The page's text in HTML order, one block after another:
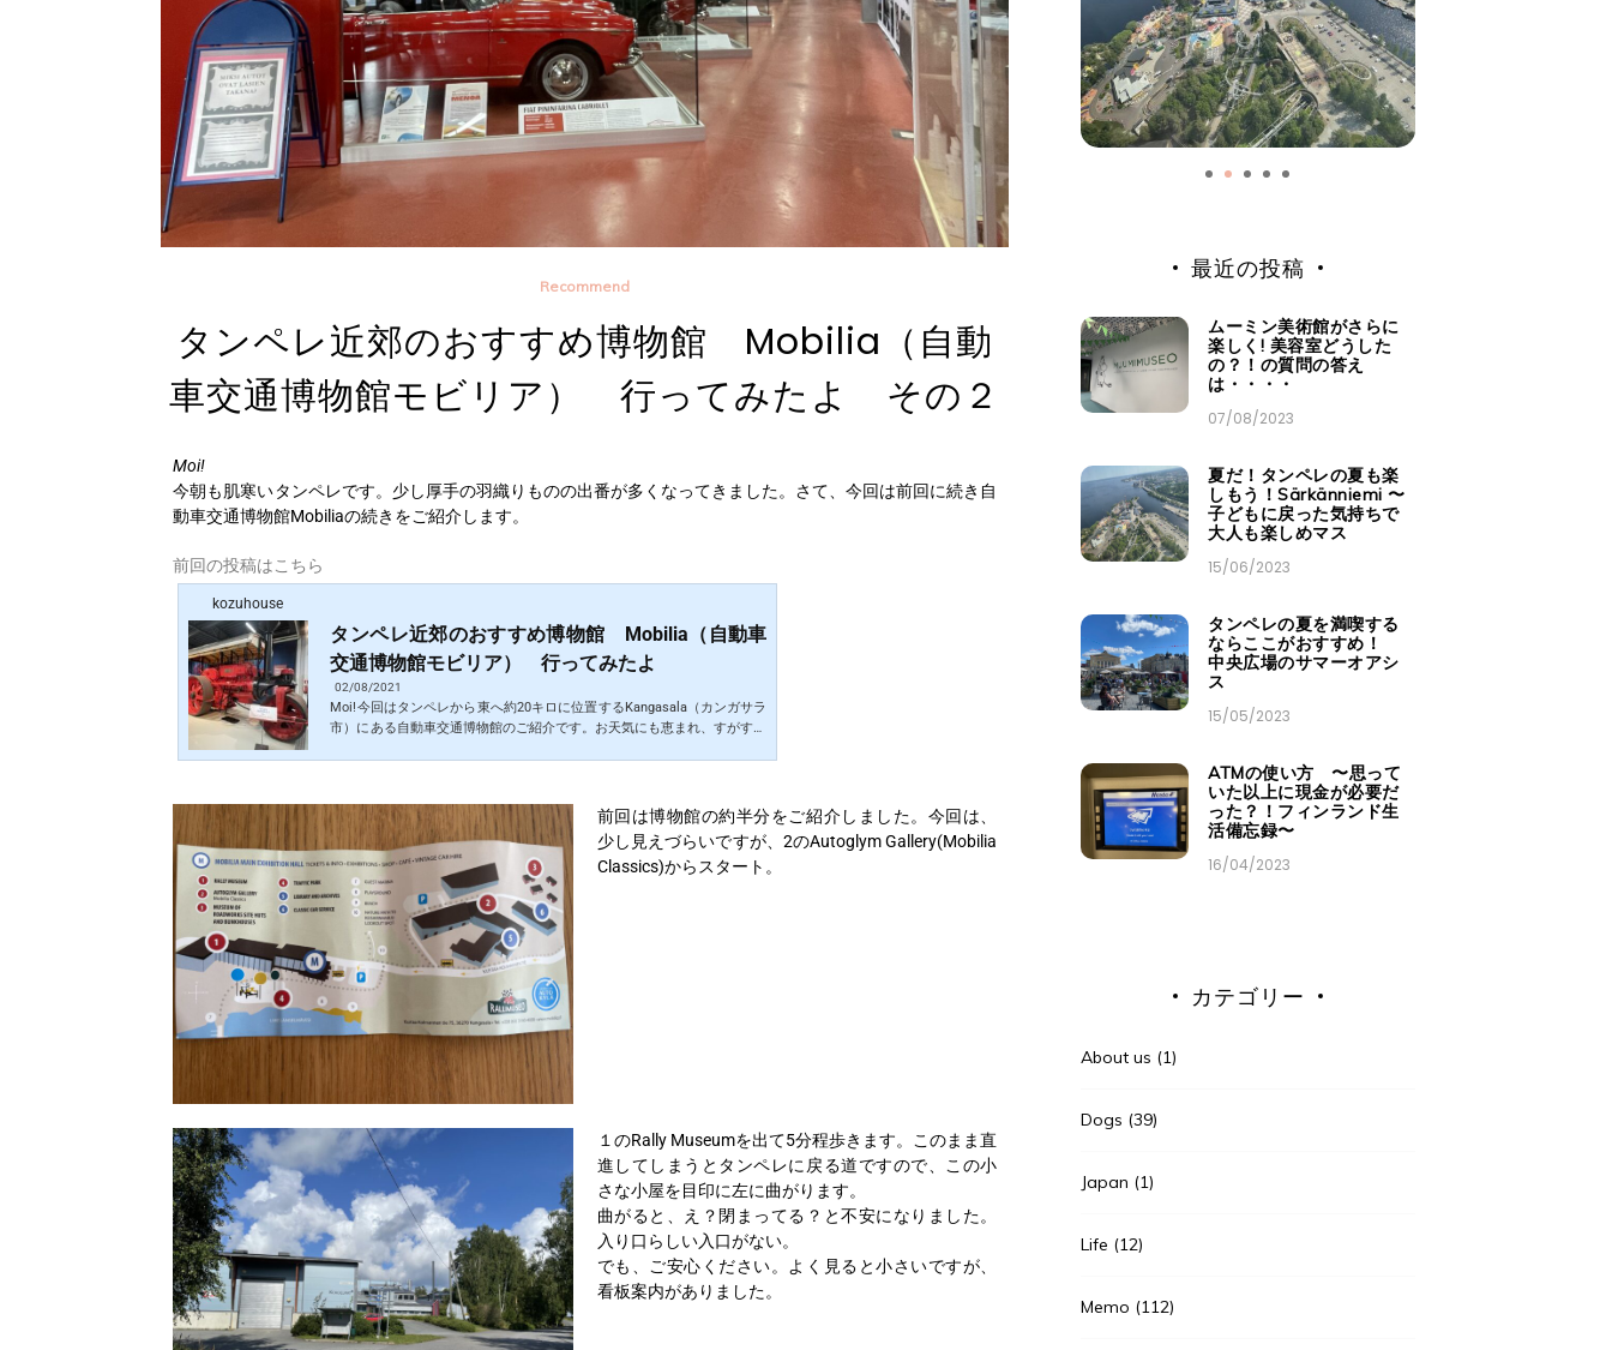
Recommend
タンペレ近郊のおすすめ博物館 Mobilia（自動
車交通博物館モビリア） 行ってみたよ その２
Moi!
今朝も肌寒いタンペレです。少し厚手の羽織りものの出番が多くなってきました。さて、今回は前回に続き自
動車交通博物館Mobiliaの続きをご紹介します。
前回の投稿はこちら
kozuhouse
タンペレ近郊のおすすめ博物館 Mobilia（自動車
交通博物館モビリア） 行ってみたよ
02/08/2021
Moi!今回はタンペレから東へ約20キロに位置するKangasala（カンガサラ
市）にある自動車交通博物館のご紹介です。お天気にも恵まれ、すがすが
時間は45分程度。バス停が博物館前なのでバスでの移動も便利です。バス
停がそれぞれ、始発と終点なので初めてでも40番のバスに乗ってしまえば
安心、タンペレ初心者さんにも遠出しやす…
前回は博物館の約半分をご紹介しました。今回は、
少し見えづらいですが、2のAutoglym Gallery(Mobilia
Classics)からスタート。
１のRally Museumを出て5分程歩きます。このまま直
進してしまうとタンペレに戻る道ですので、この小
さな小屋を目印に左に曲がります。
曲がると、え？閉まってる？と不安になりました。
入り口らしい入口がない。
でも、ご安心ください。よく見ると小さいですが、
看板案内がありました。
最近の投稿
ムーミン美術館がさらに
楽しく! 美容室どうした
の？！の質問の答え
は・・・・
07/08/2023
夏だ！タンペレの夏も楽
しもう！Särkänniemi 〜
子どもに戻った気持ちで
大人も楽しめマス
15/06/2023
タンペレの夏を満喫する
ならここがおすすめ！
中央広場のサマーオアシ
ス
15/05/2023
ATMの使い方 〜思って
いた以上に現金が必要だ
った？！フィンランド生
活備忘録〜
16/04/2023
カテゴリー
About us (1)
Dogs (39)
Japan (1)
Life (12)
Memo (112)